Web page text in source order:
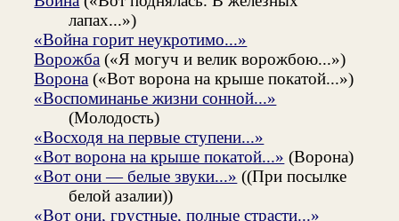
лапах...»)
«Война горит неукротимо...»
Ворожба («Я могуч и велик ворожбою...»)
Ворона («Вот ворона на крыше покатой...»)
«Воспоминанье жизни сонной...»
(Молодость)
«Восходя на первые ступени...»
«Вот ворона на крыше покатой...» (Ворона)
«Вот они — белые звуки...» ((При посылке
белой азалии))
«Вот они, грустные, полные страсти...»